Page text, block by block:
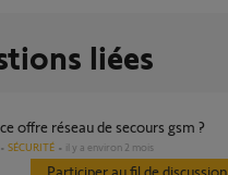
liées
offre réseau de secours gsm ?
SÉCURITÉ il y a environ 2 mois
Participer au fil de discussion